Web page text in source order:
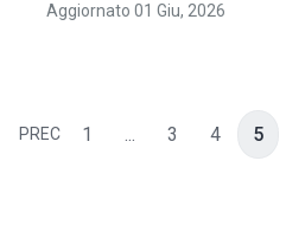
Aggiornato 01 Giu, 2026
PREC 1 ... 3 4 5